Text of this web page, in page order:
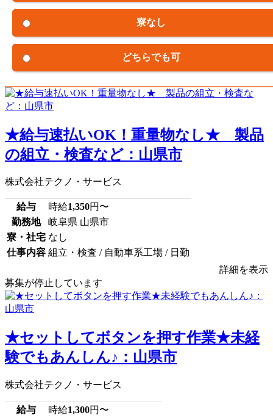
寮なし
どちらでも可
★給与速払いOK！重量物なし★ 製品
の組立・検査など：山県市
株式会社テクノ・サービス
給与 時給1,350円〜
勤務地
岐阜県 山県市
寮・社宅 なし
仕事内容 組立・検査 / 自動車系工場 / 日勤
詳細を表示
募集が停止しています
★セットしてボタンを押す作業★未経
験でもあんしん♪：山県市
株式会社テクノ・サービス
給与 時給1,300円〜